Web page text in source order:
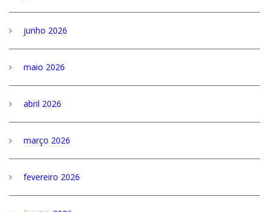
junho 2026
maio 2026
abril 2026
março 2026
fevereiro 2026